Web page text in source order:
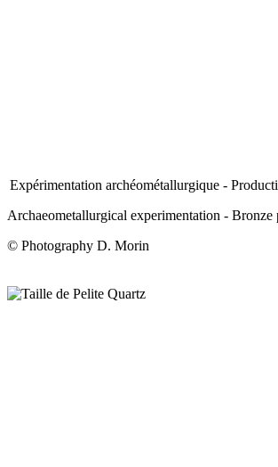
Expérimentation archéométallurgique -
Archaeometallurgical experimentation - Bronze
© Photography D. Morin